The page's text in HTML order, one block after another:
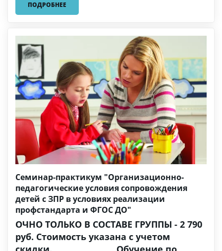
ПОДРОБНЕЕ
Семинар-практикум "Организационно-
педагогические условия сопровождения
детей с ЗПР в условиях реализации
профстандарта и ФГОС ДО"
ОЧНО ТОЛЬКО В СОСТАВЕ ГРУППЫ - 2 790
руб. Стоимость указана с учетом